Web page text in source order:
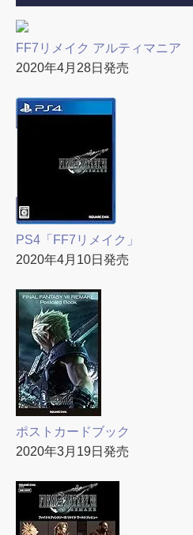
FF7リメイク アルティマニア
2020年4月28日発売
PS4「FF7リメイク」
2020年4月10日発売
ポストカードブック
2020年3月19日発売